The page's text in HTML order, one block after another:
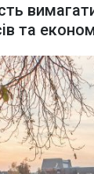
та